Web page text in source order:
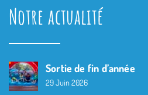
Notre actualité
Sortie de fin d’année
29 Juin 2026